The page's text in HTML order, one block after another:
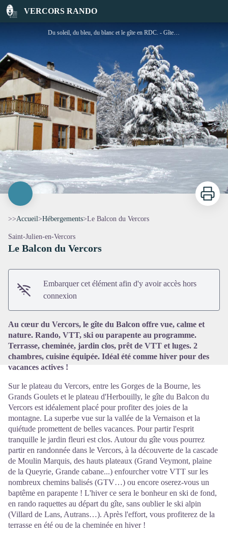
VERCORS RANDO
Le Balcon du Vercors
Du soleil, du bleu, du blanc et le gîte en RDC. - Gîtes de France
Voir l'image en plein écran
Imprimer
>>Accueil>Hébergements>Le Balcon du Vercors
Saint-Julien-en-Vercors
Le Balcon du Vercors
Embarquer cet élément afin d'y avoir accès hors
connexion
Au cœur du Vercors, le gîte du Balcon offre vue, calme et
nature. Rando, VTT, ski ou parapente au programme.
Terrasse, cheminée, jardin clos, prêt de VTT et luges. 2
chambres, cuisine équipée. Idéal été comme hiver pour des
vacances actives !
Sur le plateau du Vercors, entre les Gorges de la Bourne, les
Grands Goulets et le plateau d'Herbouilly, le gîte du Balcon du
Vercors est idéalement placé pour profiter des joies de la
montagne. La superbe vue sur la vallée de la Vernaison et la
quiétude promettent de belles vacances. Pour partir l'esprit
tranquille le jardin fleuri est clos. Autour du gîte vous pourrez
partir en randonnée dans le Vercors, à la découverte de la cascade
de Moulin Marquis, des hauts plateaux (Grand Veymont, plaine
de la Queyrie, Grande cabane...) enfourcher votre VTT sur les
nombreux chemins balisés (GTV…) ou encore oserez-vous un
baptême en parapente ! L'hiver ce sera le bonheur en ski de fond,
en rando raquettes au départ du gîte, sans oublier le ski alpin
(Villard de Lans, Autrans…). Après l'effort, vous profiterez de la
terrasse en été ou de la cheminée en hiver !